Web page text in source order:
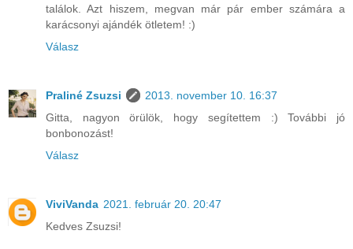
találok. Azt hiszem, megvan már pár ember számára a
karácsonyi ajándék ötletem! :)
Válasz
Praliné Zsuzsi
2013. november 10. 16:37
Gitta, nagyon örülök, hogy segítettem :) További jó
bonbonozást!
Válasz
ViviVanda 2021. február 20. 20:47
Kedves Zsuzsi!